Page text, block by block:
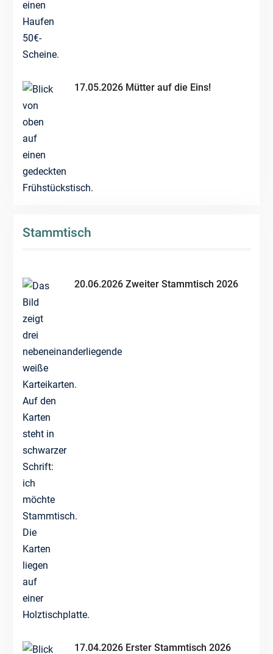
17.05.2026 Mütter auf die Eins!
Stammtisch
20.06.2026 Zweiter Stammtisch 2026
17.04.2026 Erster Stammtisch 2026